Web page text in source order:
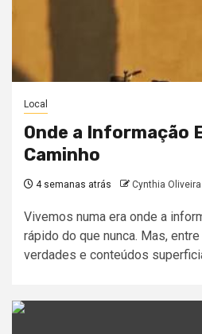
Local
Onde a Informação
Caminho
4 semanas atrás Cynthia Oliveira
Vivemos numa era onde a
rápido do que nunca. Mas,
verdades e conteúdos